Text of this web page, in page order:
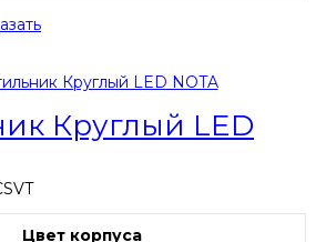
Круглый LED
Цвет корпуса